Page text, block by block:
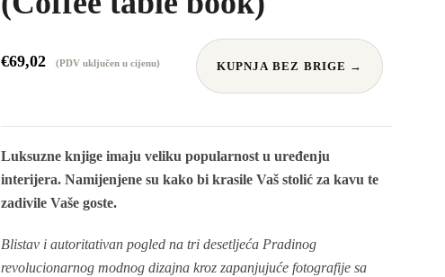
€69,02 (PDV uključen u cijenu) KUPNJA BEZ BRIGE →
Luksuzne knjige imaju veliku popularnost u uređenju
interijera. Namijenjene su kako bi krasile Vaš stolić za kavu te
zadivile Vaše goste.
Blistav i autoritativan pogled na tri desetljeća Pradinog
revolucionarnog modnog dizajna kroz zapanjujuće fotografije sa